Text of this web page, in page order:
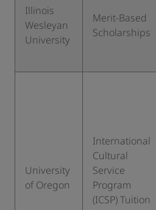
​Illinois
Wesleyan
University
​Merit-Based
Scholarships
​University
of Oregon
​International
Cultural
Service
Program
(ICSP) Tuition